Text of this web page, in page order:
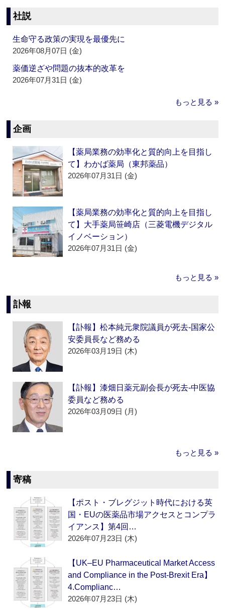
社説
生命守る政策の実現を最優先に
2026年08月07日 (金)
薬価逆ざや問題の抜本的改革を
2026年07月31日 (金)
もっと見る »
企画
【薬局業務の効率化と質的向上を目指し
て】わかば薬局（東邦薬品）
2026年07月31日 (金)
【薬局業務の効率化と質的向上を目指し
て】大手薬局笹崎店（三菱電機デジタル
イノベーション）
2026年07月31日 (金)
もっと見る »
訃報
【訃報】松本純元衆院議員が死去‐国家公
安委員長など務める
2026年03月19日 (木)
【訃報】漆畑日薬元副会長が死去‐中医協
委員など務める
2026年03月09日 (月)
もっと見る »
寄稿
【ポスト・ブレグジット時代における英
国・EUの医薬品市場アクセスとコンプラ
イアンス】第4回…
2026年07月23日 (木)
【UK–EU Pharmaceutical Market Access
and Compliance in the Post-Brexit Era】
4.Complianc…
2026年07月23日 (木)